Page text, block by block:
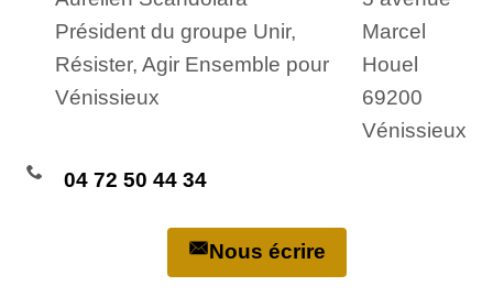
Président du groupe Unir,
Résister, Agir Ensemble pour
Vénissieux
Marcel
Houel
69200
Vénissieux
04 72 50 44 34
Nous écrire